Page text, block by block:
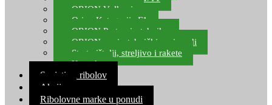
ORION Vulkani
Orion Kategorija F1
ORION Party pirotehnika
ORION nepirotehnički proizvodi
Start pištolji, streljivo i rakete
Kontakt
Savjeti za ribolov
Akcija
Ribolovne marke u ponudi